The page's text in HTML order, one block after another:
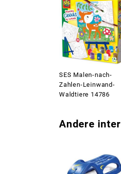
SES Malen-nach-
Zahlen-Leinwand-
Waldtiere 14786
Andere